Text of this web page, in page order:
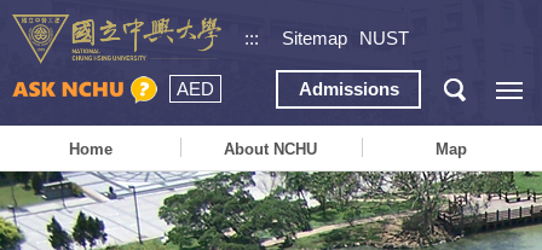
::: Sitemap NUST
AED Admissions
Home About NCHU Map